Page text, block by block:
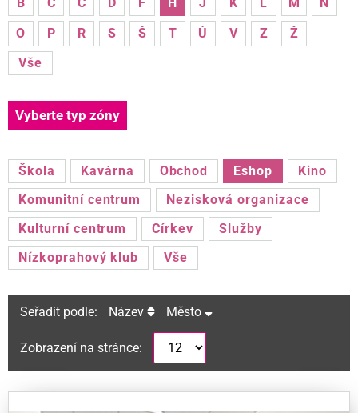
B C Č D F H J K L M
N
O
P R S Š T Ú V Z
Ž
Vše
Vyberte typ zóny
Škola Kavárna Obchod Eshop
Kino
Komunitní centrum
Nezisková organizace
Kulturní centrum
Církev
Služby
Nízkoprahový klub
Vše
Seřadit podle: Název Město
Zobrazení na stránce: